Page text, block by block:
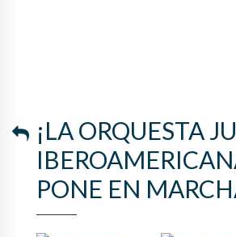
¡LA ORQUESTA
PONE EN